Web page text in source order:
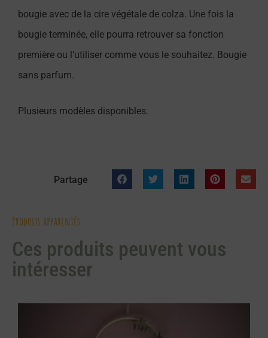
bougie avec de la cire végétale de colza. Une fois la
bougie terminée, elle pourra retrouver sa fonction
première ou l’utiliser comme vous le souhaitez. Bougie
sans parfum.
Plusieurs modèles disponibles.
Partage
Produits apparentés
Ces produits peuvent vous
intéresser